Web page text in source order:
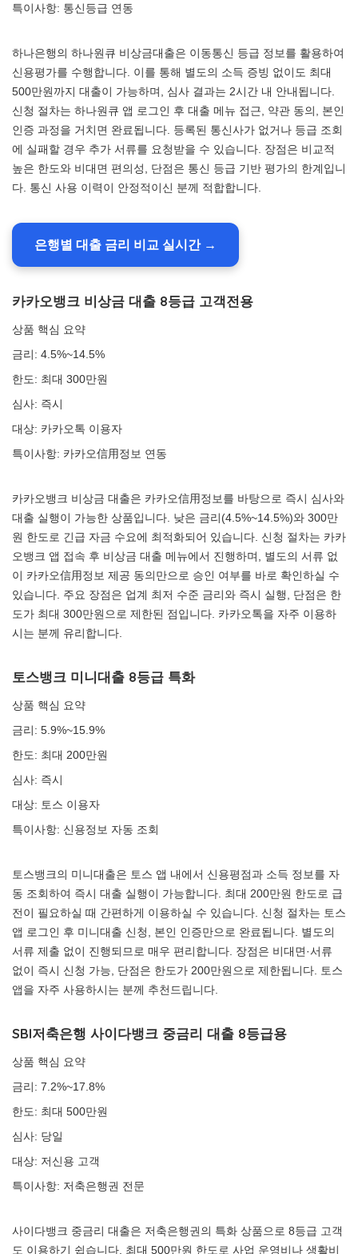
특이사항: 통신등급 연동
하나은행의 하나원큐 비상금대출은 이동통신 등급 정보를 활용하여
신용평가를 수행합니다. 이를 통해 별도의 소득 증빙 없이도 최대
500만원까지 대출이 가능하며, 심사 결과는 2시간 내 안내됩니다.
신청 절차는 하나원큐 앱 로그인 후 대출 메뉴 접근, 약관 동의, 본인
인증 과정을 거치면 완료됩니다. 등록된 통신사가 없거나 등급 조회
에 실패할 경우 추가 서류를 요청받을 수 있습니다. 장점은 비교적
높은 한도와 비대면 편의성, 단점은 통신 등급 기반 평가의 한계입니
다. 통신 사용 이력이 안정적이신 분께 적합합니다.
은행별 대출 금리 비교 실시간 →
카카오뱅크 비상금 대출 8등급 고객전용
상품 핵심 요약
금리: 4.5%~14.5%
한도: 최대 300만원
심사: 즉시
대상: 카카오톡 이용자
특이사항: 카카오信用정보 연동
카카오뱅크 비상금 대출은 카카오信用정보를 바탕으로 즉시 심사와
대출 실행이 가능한 상품입니다. 낮은 금리(4.5%~14.5%)와 300만
원 한도로 긴급 자금 수요에 최적화되어 있습니다. 신청 절차는 카카
오뱅크 앱 접속 후 비상금 대출 메뉴에서 진행하며, 별도의 서류 없
이 카카오信用정보 제공 동의만으로 승인 여부를 바로 확인하실 수
있습니다. 주요 장점은 업계 최저 수준 금리와 즉시 실행, 단점은 한
도가 최대 300만원으로 제한된 점입니다. 카카오톡을 자주 이용하
시는 분께 유리합니다.
토스뱅크 미니대출 8등급 특화
상품 핵심 요약
금리: 5.9%~15.9%
한도: 최대 200만원
심사: 즉시
대상: 토스 이용자
특이사항: 신용정보 자동 조회
토스뱅크의 미니대출은 토스 앱 내에서 신용평점과 소득 정보를 자
동 조회하여 즉시 대출 실행이 가능합니다. 최대 200만원 한도로 급
전이 필요하실 때 간편하게 이용하실 수 있습니다. 신청 절차는 토스
앱 로그인 후 미니대출 신청, 본인 인증만으로 완료됩니다. 별도의
서류 제출 없이 진행되므로 매우 편리합니다. 장점은 비대면·서류
없이 즉시 신청 가능, 단점은 한도가 200만원으로 제한됩니다. 토스
앱을 자주 사용하시는 분께 추천드립니다.
SBI저축은행 사이다뱅크 중금리 대출 8등급용
상품 핵심 요약
금리: 7.2%~17.8%
한도: 최대 500만원
심사: 당일
대상: 저신용 고객
특이사항: 저축은행권 전문
사이다뱅크 중금리 대출은 저축은행권의 특화 상품으로 8등급 고객
도 이용하기 쉽습니다. 최대 500만원 한도로 사업 운영비나 생활비